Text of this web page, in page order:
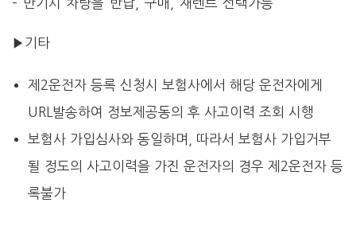
– 만기시 차량을 반납, 구매, 재렌트 선택가능
▶기타
제2운전자 등록 신청시 보험사에서 해당 운전자에게
URL발송하여 정보제공동의 후 사고이력 조회 시행
보험사 가입심사와 동일하며, 따라서 보험사 가입거부
될 정도의 사고이력을 가진 운전자의 경우 제2운전자 등
록불가